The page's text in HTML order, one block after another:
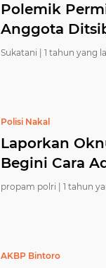
Polemik
Anggota
Sukatani | 1 tahun yang
Polisi Nakal
Laporkan
Begini Cara
propam polri | 1 tahun
AKBP Bintoro